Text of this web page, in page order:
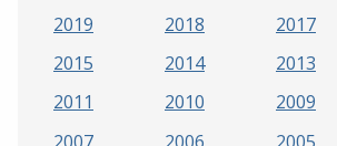
2019
2018 2017
2015
2014 2013
2011
2010 2009